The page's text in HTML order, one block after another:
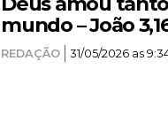
mundo – João
REDAÇÃO 31/05/2026 as